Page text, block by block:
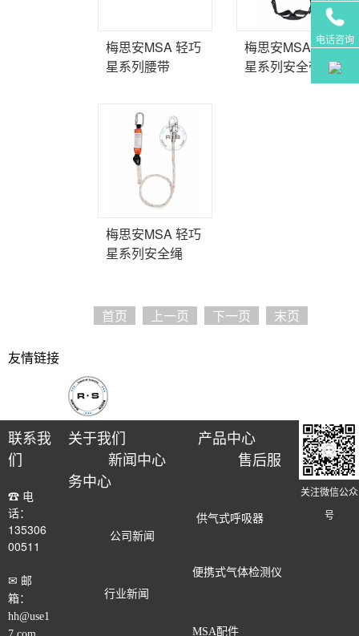
梅思安MSA 轻巧
星系列腰带
梅思安MSA 轻巧
星系列安全带
梅思安MSA 轻巧
星系列安全绳
首页 上一页 下一页 末页
友情链接
联系我
们
☎ 电
话：
135306
00511
✉ 邮
箱：
hh@use1
关于我们
产品中心
新闻中心
售后服
务中心
供气式呼吸器
公司新闻
便携式气体检测仪
行业新闻
MSA配件
电话咨询
关注微信公众
号